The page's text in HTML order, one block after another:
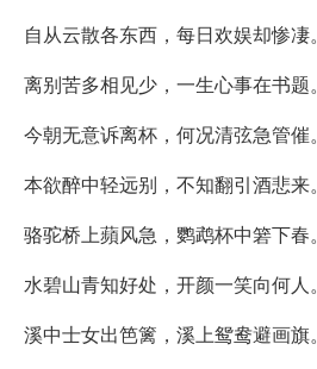
自从云散各东西，每日欢娱却惨凄。
离别苦多相见少，一生心事在书题。
今朝无意诉离杯，何况清弦急管催。
本欲醉中轻远别，不知翻引酒悲来。
骆驼桥上蘋风急，鹦鹉杯中箬下春。
水碧山青知好处，开颜一笑向何人。
溪中士女出笆篱，溪上鸳鸯避画旗。